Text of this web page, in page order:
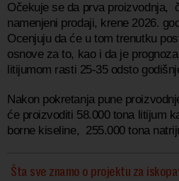
Očekuje se da prva proizvodnja,
namenjeni prodaji, krene 2026.
Ocenjuju da će u tom trenutku
osnove za to, kao i da je
litijumom rasti 25-35 odsto
Nakon pokretanja pune
će proizvoditi 58.000 tona litijum
borne kiseline, 255.000 tona
Šta sve znamo o projektu za